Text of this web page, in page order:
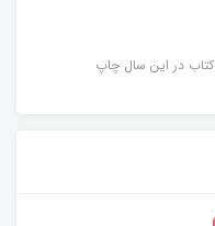
در این سال چاپ